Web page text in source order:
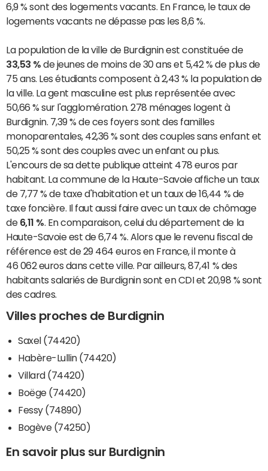
6,9 % sont des logements vacants. En France, le taux de
logements vacants ne dépasse pas les 8,6 %.
La population de la ville de Burdignin est constituée de
33,53 % de jeunes de moins de 30 ans et 5,42 % de plus de
75 ans. Les étudiants composent à 2,43 % la population de
la ville. La gent masculine est plus représentée avec
50,66 % sur l'agglomération. 278 ménages logent à
Burdignin. 7,39 % de ces foyers sont des familles
monoparentales, 42,36 % sont des couples sans enfant et
50,25 % sont des couples avec un enfant ou plus.
L'encours de sa dette publique atteint 478 euros par
habitant. La commune de la Haute-Savoie affiche un taux
de 7,77 % de taxe d'habitation et un taux de 16,44 % de
taxe foncière. Il faut aussi faire avec un taux de chômage
de 6,11 %. En comparaison, celui du département de la
Haute-Savoie est de 6,74 %. Alors que le revenu fiscal de
référence est de 29 464 euros en France, il monte à
46 062 euros dans cette ville. Par ailleurs, 87,41 % des
habitants salariés de Burdignin sont en CDI et 20,98 % sont
des cadres.
Villes proches de Burdignin
Saxel (74420)
Habère-Lullin (74420)
Villard (74420)
Boëge (74420)
Fessy (74890)
Bogève (74250)
En savoir plus sur Burdignin